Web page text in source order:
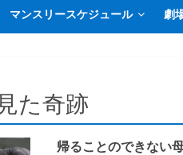
マンスリースケジュール 劇
た奇跡
帰ることのできない